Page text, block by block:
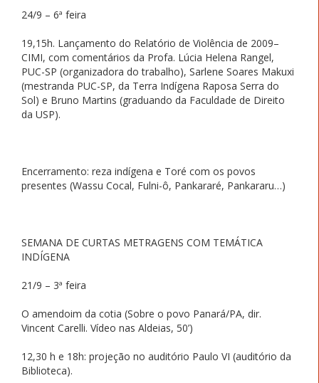
24/9 – 6ª feira
19,15h. Lançamento do Relatório de Violência de 2009–
CIMI, com comentários da Profa. Lúcia Helena Rangel,
PUC-SP (organizadora do trabalho), Sarlene Soares Makuxi
(mestranda PUC-SP, da Terra Indígena Raposa Serra do
Sol) e Bruno Martins (graduando da Faculdade de Direito
da USP).
Encerramento: reza indígena e Toré com os povos
presentes (Wassu Cocal, Fulni-ô, Pankararé, Pankararu…)
SEMANA DE CURTAS METRAGENS COM TEMÁTICA
INDÍGENA
21/9 – 3ª feira
O amendoim da cotia (Sobre o povo Panará/PA, dir.
Vincent Carelli. Vídeo nas Aldeias, 50’)
12,30 h e 18h: projeção no auditório Paulo VI (auditório da
Biblioteca).